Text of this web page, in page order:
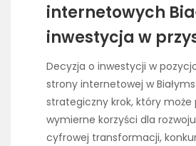
internetowych
inwestycja w
Decyzja o inwestycji w
strony internetowej w
strategiczny krok, który może
wymierne korzyści dla
cyfrowej transformacji,